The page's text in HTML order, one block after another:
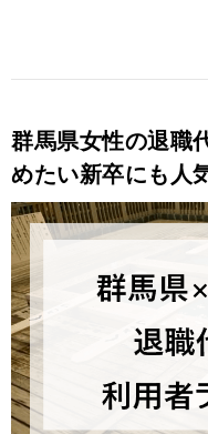
群馬県女性の退職
めたい新卒にも人